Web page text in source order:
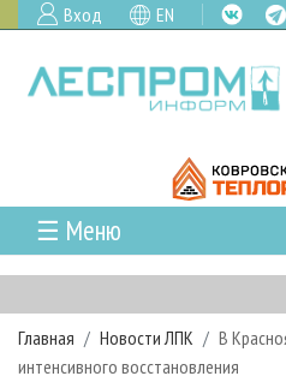
Вход EN
☰ Меню
ГЛАВНАЯ
РУБРИКИ И ТЕМЫ
РУБРИКИ ЖУРНАЛА
НОВОСТИ
Главная Новости ЛПК
В
интенсивного восстановления